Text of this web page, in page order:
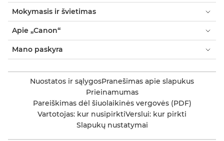
Mokymasis ir švietimas
Apie „Canon“
Mano paskyra
Nuostatos ir sąlygosPranešimas apie slapukus
Prieinamumas
Pareiškimas dėl šiuolaikinės vergovės (PDF)
Vartotojas: kur nusipirktiVerslui: kur pirkti
Slapukų nustatymai